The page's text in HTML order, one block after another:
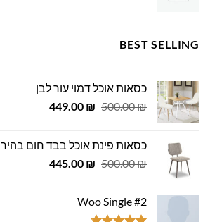
BEST SELLING
כסאות אוכל דמוי עור לבן
500.00₪
המחיר
500.00 ₪.
449.00 ₪
המחיר
449.00 ₪.
כסאות פינת אוכל בבד חום בהיר
500.00₪
המחיר
500.00 ₪.
445.00 ₪
המחיר
Woo Single #2